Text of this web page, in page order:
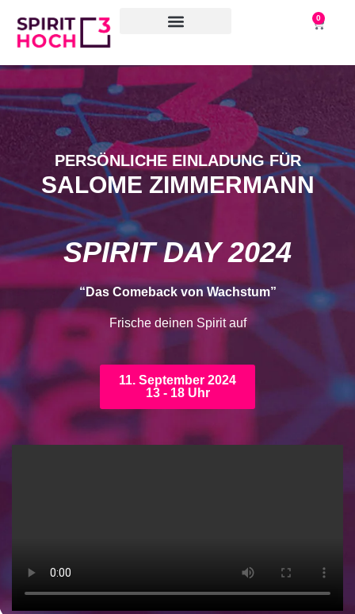
0
PERSÖNLICHE EINLADUNG FÜR
SALOME ZIMMERMANN
SPIRIT DAY 2024
“Das Comeback von Wachstum”
Frische deinen Spirit auf
11. September 2024
13 - 18 Uhr